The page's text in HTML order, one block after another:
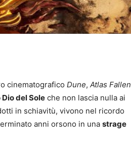
cinematografico Dune, Atlas Fallen
del Sole che non lascia nulla ai
in schiavitù, vivono nel ricordo
anni orsono in una strage